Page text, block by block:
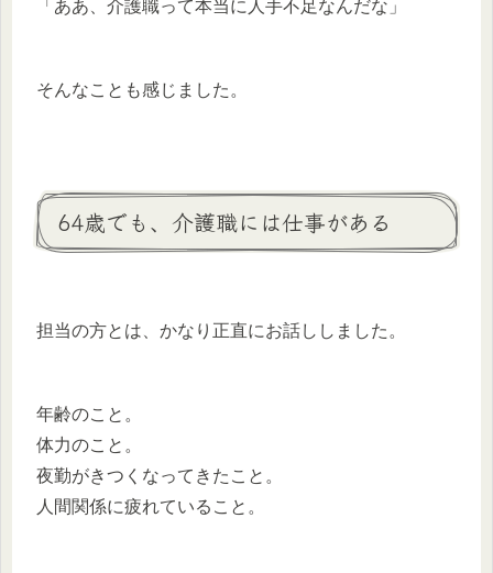
「ああ、介護職って本当に人手不足なんだな」
そんなことも感じました。
64歳でも、介護職には仕事がある
担当の方とは、かなり正直にお話ししました。
年齢のこと。
体力のこと。
夜勤がきつくなってきたこと。
人間関係に疲れていること。